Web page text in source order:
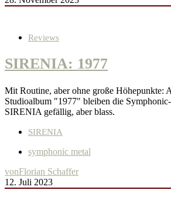
Reviews
SIRENIA: 1977
Mit Routine, aber ohne große Höhepunkte:
Studioalbum "1977" bleiben die
SIRENIA gefällig, aber blass.
SIRENIA
symphonic metal
vonFlorian Schaffer
12. Juli 2023